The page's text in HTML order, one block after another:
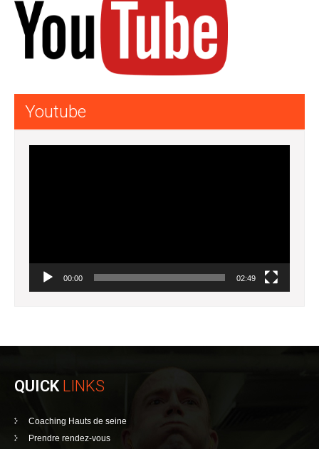
Youtube
00:00 02:49
QUICK LINKS
Coaching Hauts de seine
Prendre rendez-vous